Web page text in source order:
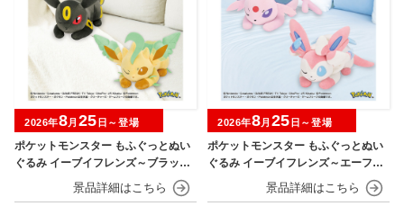
ポケットモンスター もふぐっとぬい
ぐるみ イーブイフレンズ～ブラッキ
ー・リーフィア～おひるねver.
2026年8月 25 日～登場
ポケットモンスター もふぐっとぬい
ぐるみ イーブイフレンズ～エーフ
ィ・ニンフィア～おひるねver.
2026年8月 25 日～登場